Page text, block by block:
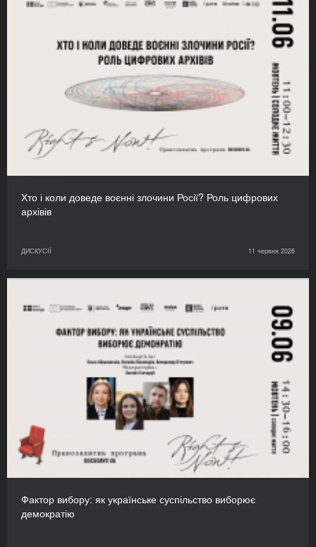
Хто і коли доведе воєнні злочини Росії? Роль цифрових
архівів
ДИСКУСІЇ 11 червня 2026
Фактор вибору: як українське суспільство виборює
демократію